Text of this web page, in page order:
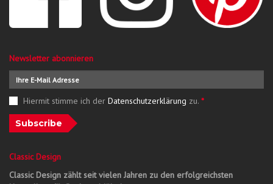
Newsletter abonnieren
Hiermit stimme ich der Datenschutzerklärung zu. *
Subscribe
Classic Design
Classic Design zählt seit vielen Jahren zu den erfolgreichsten